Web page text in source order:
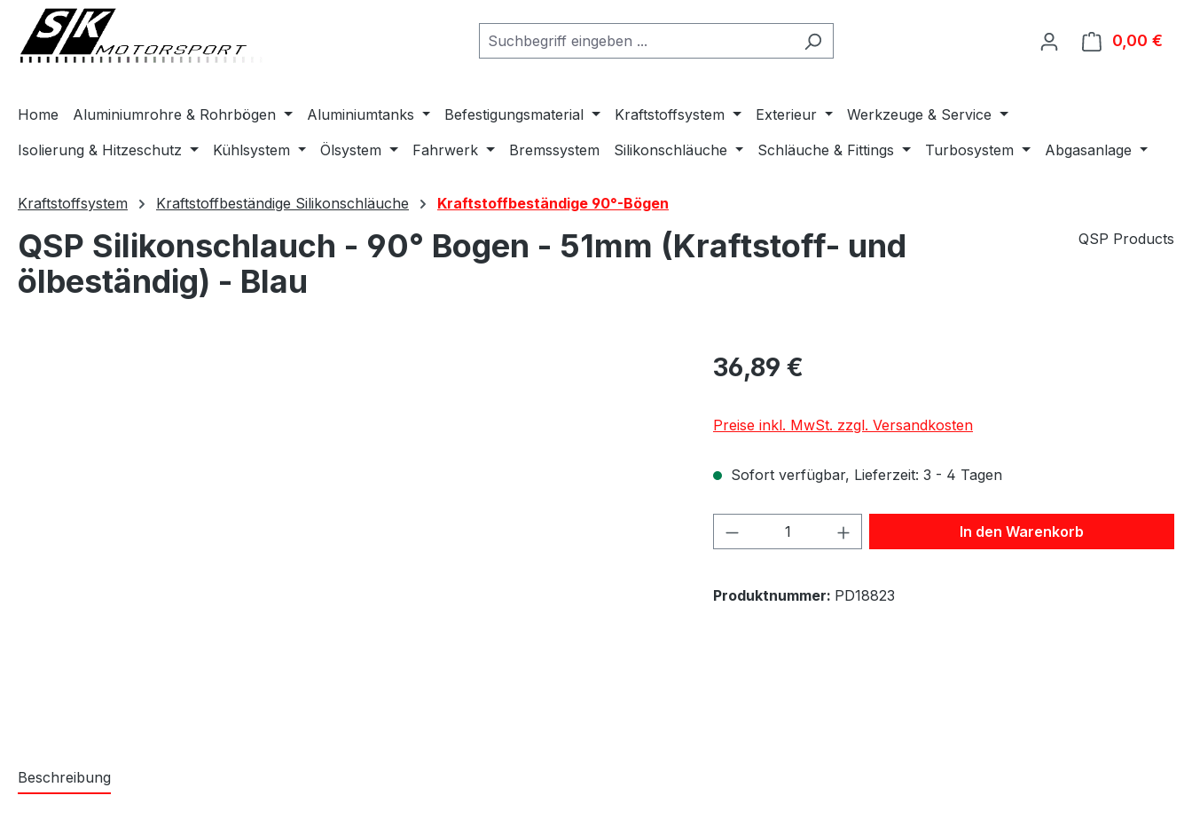
Zur Hauptnavigation springen
0,00 €
Home Aluminiumrohre & Rohrbögen Aluminiumtanks Befestigungsmaterial Kraftstoffsystem Exterieur
Werkzeuge & Service
Isolierung & Hitzeschutz
Kühlsystem Ölsystem Fahrwerk Bremssystem Silikonschläuche Schläuche & Fittings Turbosystem Abgasanlage
Kraftstoffsystem Kraftstoffbeständige Silikonschläuche Kraftstoffbeständige 90°-Bögen
QSP Silikonschlauch - 90° Bogen - 51mm (Kraftstoff- und
ölbeständig) - Blau
QSP Products
36,89 €
Preise inkl. MwSt. zzgl. Versandkosten
Sofort verfügbar, Lieferzeit: 3 - 4 Tagen
Produkt Anzahl: Gib den gewünschten Wert
In den Warenkorb
Produktnummer: PD18823
Beschreibung